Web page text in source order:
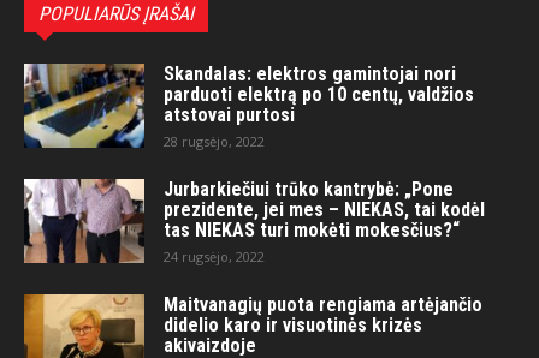
POPULIARŪS ĮRAŠAI
Skandalas: elektros gamintojai nori
parduoti elektrą po 10 centų, valdžios
atstovai purtosi
28 rugsėjo, 2022
Jurbarkiečiui trūko kantrybė: „Pone
prezidente, jei mes – NIEKAS, tai kodėl
tas NIEKAS turi mokėti mokesčius?“
24 rugsėjo, 2022
Maitvanagių puota rengiama artėjančio
didelio karo ir visuotinės krizės
akivaizdoje